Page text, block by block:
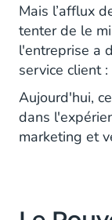
Mais l’afflux
tenter de le
l'entreprise a
service client
Aujourd'hui,
dans
marketing et